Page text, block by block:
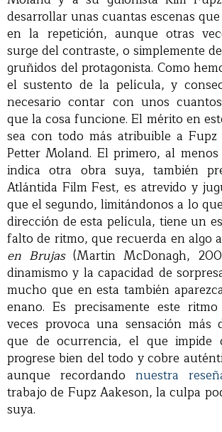
desarrollar unas cuantas escenas
en la repetición, aunque otras
surge del contraste, o simplemente
gruñidos del protagonista. Como
el sustento de la película, y
necesario contar con unos
que la cosa funcione. El mérito en
sea con todo más atribuible a
Petter Moland. El primero, al
indica otra obra suya, también
Atlántida Film Fest, es atrevido y
que el segundo, limitándonos a lo
dirección de esta película, tiene un
falto de ritmo, que recuerda en algo
en Brujas(Martin McDonagh,
dinamismo y la capacidad de
mucho que en esta también
enano. Es precisamente este
veces provoca una sensación más
que de ocurrencia, el que impide
progrese bien del todo y cobre
aunque recordando nuestra
trabajo de Fupz Aakeson, la culpa
suya.